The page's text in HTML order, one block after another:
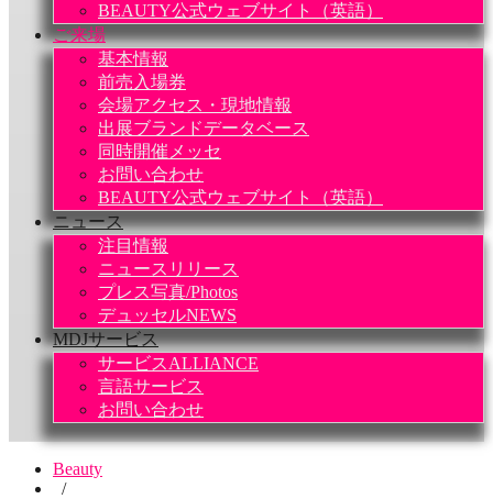
BEAUTY公式ウェブサイト（英語）
ご来場
基本情報
前売入場券
会場アクセス・現地情報
出展ブランドデータベース
同時開催メッセ
お問い合わせ
BEAUTY公式ウェブサイト（英語）
ニュース
注目情報
ニュースリリース
プレス写真/Photos
デュッセルNEWS
MDJサービス
サービスALLIANCE
言語サービス
お問い合わせ
Beauty
/